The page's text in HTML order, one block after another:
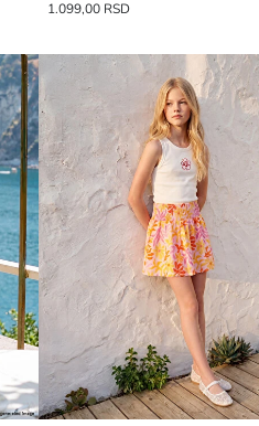
1.099,00 RSD